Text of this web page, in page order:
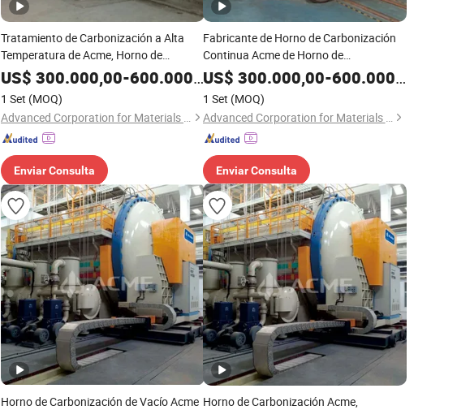
Tratamiento de Carbonización a Alta
Temperatura de Acme, Horno de
Carbonización Continuo, Proveedor de
Horno de Carbonización, Fabricante de
Carbonización
US$ 300.000,00-600.000,00
1 Set (MOQ)
Advanced Corporation for Materials & Equipments
Enviar Consulta
Fabricante de Horno de Carbonización
Continua Acme de Horno de
Carbonización CVD Cvi
US$ 300.000,00-600.000,00
1 Set (MOQ)
Advanced Corporation for Materials & Equipments
Enviar Consulta
Horno de Carbonización de Vacío Acme Horno de Carbonización Acme,